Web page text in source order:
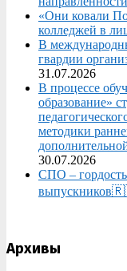
«Они ковали
колледжей в
В
гвардии
31.07.2026
В процессе
образование»
методики
30.07.2026
СПО –
Архивы